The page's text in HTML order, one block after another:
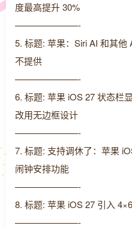
度最高提升 30%
———————-
5. 标题: 苹果：Siri AI 和其
不提供
———————-
6. 标题: 苹果 iOS 27 状态栏
改用无边框设计
———————-
7. 标题: 支持调休了：苹果
闹钟安排功能
———————-
8. 标题: 苹果 iOS 27 引入
———————-